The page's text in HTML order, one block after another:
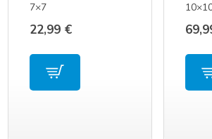
7×7
22,99 €